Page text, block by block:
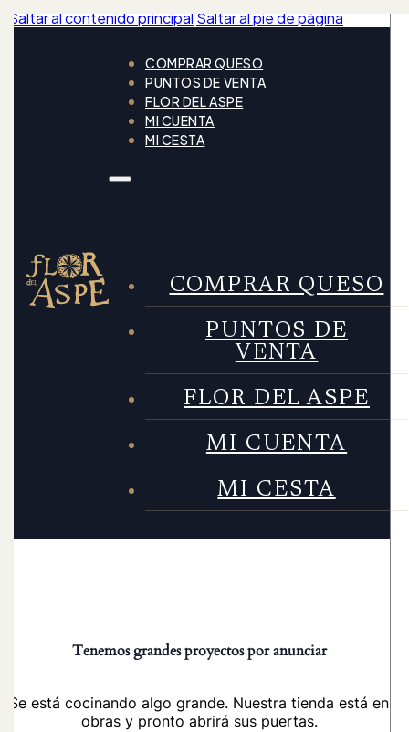
Saltar al contenido principal Saltar al pie de página
COMPRAR QUESO
PUNTOS DE VENTA
FLOR DEL ASPE
MI CUENTA
MI CESTA
COMPRAR QUESO
PUNTOS DE
VENTA
FLOR DEL ASPE
MI CUENTA
MI CESTA
Tenemos grandes proyectos por anunciar
Se está cocinando algo grande. Nuestra tienda está en
obras y pronto abrirá sus puertas.